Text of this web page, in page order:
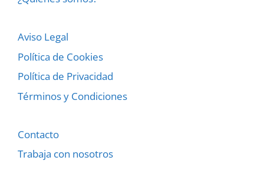
Aviso Legal
Política de Cookies
Política de Privacidad
Términos y Condiciones
Contacto
Trabaja con nosotros